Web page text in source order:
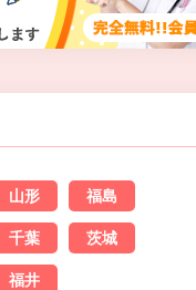
山形 福島
千葉 茨城
福井